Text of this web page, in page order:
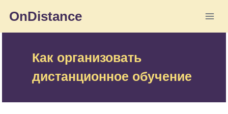
содержимому
OnDistance
Как организовать
дистанционное обучение